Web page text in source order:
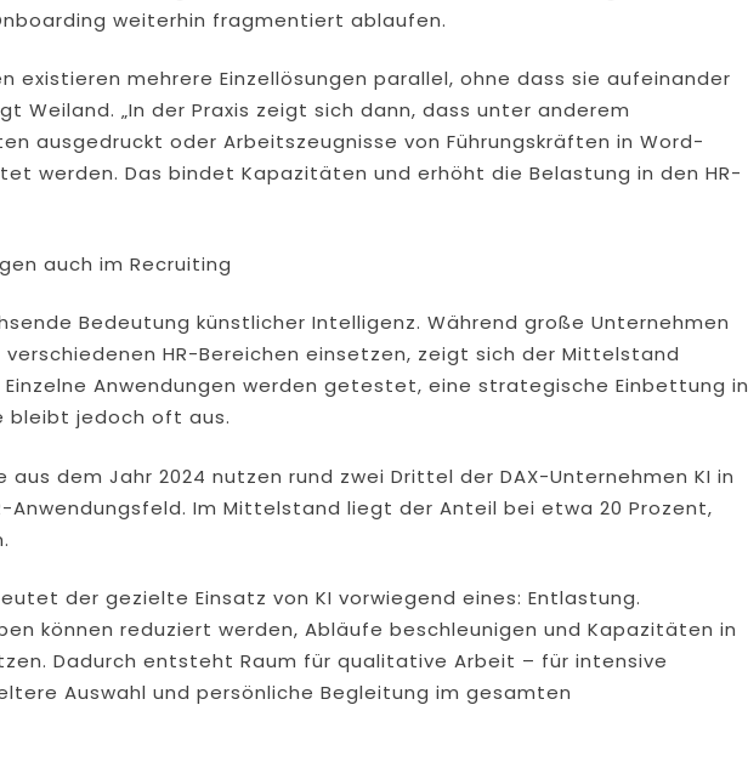
weiterhin fragmentiert ablaufen.
existieren mehrere Einzellösungen parallel, ohne dass sie aufeinander
Weiland. „In der Praxis zeigt sich dann, dass unter anderem
ausgedruckt oder Arbeitszeugnisse von Führungskräften in Word-
werden. Das bindet Kapazitäten und erhöht die Belastung in den HR-
auch im Recruiting
Bedeutung künstlicher Intelligenz. Während große Unternehmen
HR-Bereichen einsetzen, zeigt sich der Mittelstand
Anwendungen werden getestet, eine strategische Einbettung in
bleibt jedoch oft aus.
aus dem Jahr 2024 nutzen rund zwei Drittel der DAX-Unternehmen KI in
Anwendungsfeld. Im Mittelstand liegt der Anteil bei etwa 20 Prozent,
der gezielte Einsatz von KI vorwiegend eines: Entlastung.
können reduziert werden, Abläufe beschleunigen und Kapazitäten in
Dadurch entsteht Raum für qualitative Arbeit – für intensive
Auswahl und persönliche Begleitung im gesamten